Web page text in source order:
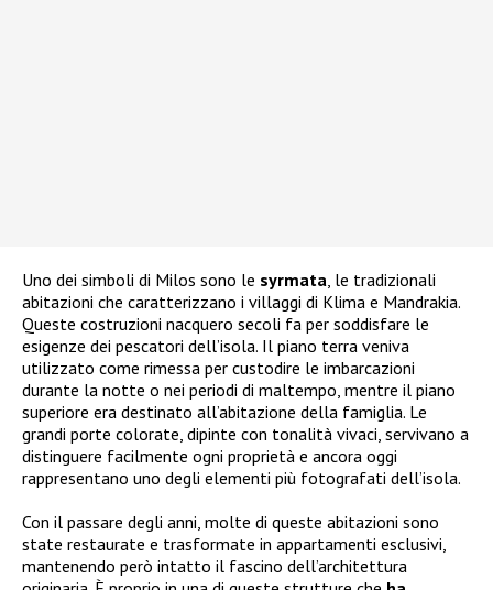
Uno dei simboli di Milos sono le syrmata , le tradizionali
abitazioni che caratterizzano i villaggi di Klima e Mandrakia.
Queste costruzioni nacquero secoli fa per soddisfare le
esigenze dei pescatori dell’isola. Il piano terra veniva
utilizzato come rimessa per custodire le imbarcazioni
durante la notte o nei periodi di maltempo, mentre il piano
superiore era destinato all’abitazione della famiglia. Le
grandi porte colorate, dipinte con tonalità vivaci, servivano a
distinguere facilmente ogni proprietà e ancora oggi
rappresentano uno degli elementi più fotografati dell’isola.
Con il passare degli anni, molte di queste abitazioni sono
state restaurate e trasformate in appartamenti esclusivi,
mantenendo però intatto il fascino dell’architettura